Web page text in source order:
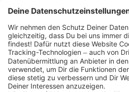
Partnerprogramm (Affiliate)
Folge uns auf